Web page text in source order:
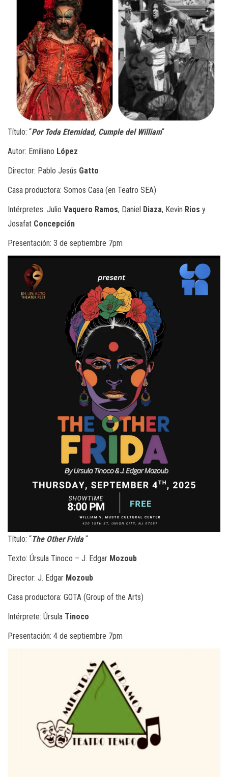
Título: “Por Toda Eternidad, Cumple del William“
Autor: Emiliano López
Director: Pablo Jesús Gatto
Casa productora: Somos Casa (en Teatro SEA)
Intérpretes: Julio Vaquero Ramos, Daniel Diaza, Kevin Rios y
Josafat Concepción
Presentación: 3 de septiembre 7pm
Título: “The Other Frida“
Texto: Úrsula Tinoco – J. Edgar Mozoub
Director: J. Edgar Mozoub
Casa productora: GOTA (Group of the Arts)
Intérprete: Úrsula Tinoco
Presentación: 4 de septiembre 7pm